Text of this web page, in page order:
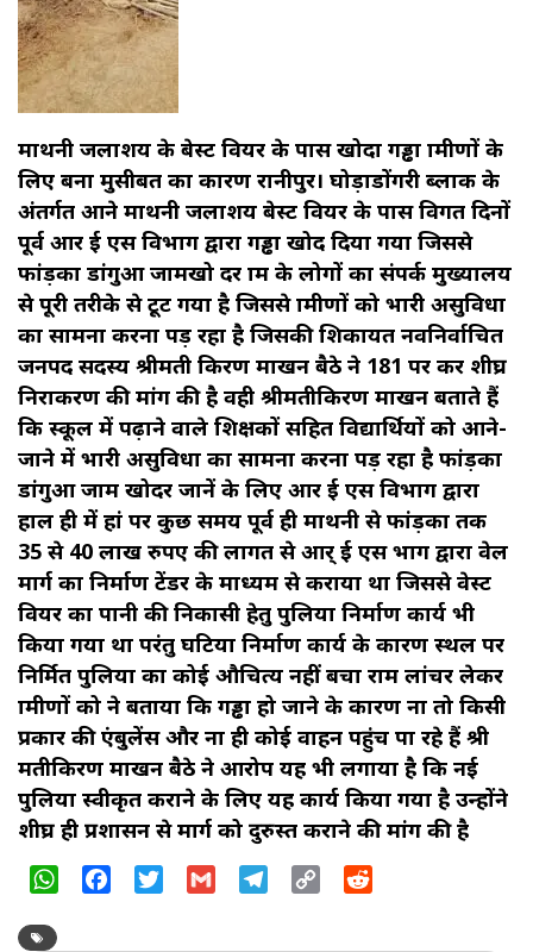
माथनी जलाशय के बेस्ट वियर के पास खोदा गड्ढा ग्रामीणों के
लिए बना मुसीबत का कारण रानीपुर। घोड़ाडोंगरी ब्लाक के
अंतर्गत आने माथनी जलाशय बेस्ट वियर के पास विगत दिनों
पूर्व आर ई एस विभाग द्वारा गड्ढा खोद दिया गया जिससे
फांड़का डांगुआ जामखो दर ग्राम के लोगों का संपर्क मुख्यालय
से पूरी तरीके से टूट गया है जिससे ग्रामीणों को भारी असुविधा
का सामना करना पड़ रहा है जिसकी शिकायत नवनिर्वाचित
जनपद सदस्य श्रीमती किरण माखन बैठे ने 181 पर कर शीघ्र
निराकरण की मांग की है वही श्रीमतीकिरण माखन बताते हैं
कि स्कूल में पढ़ाने वाले शिक्षकों सहित विद्यार्थियों को आने-
जाने में भारी असुविधा का सामना करना पड़ रहा है फांड़का
डांगुआ जाम खोदर जानें के लिए आर ई एस विभाग द्वारा
हाल ही में हां पर कुछ समय पूर्व ही माथनी से फांड़का तक
35 से 40 लाख रुपए की लागत से आर् ई एस भाग द्वारा ग्रेवल
मार्ग का निर्माण टेंडर के माध्यम से कराया था जिससे वेस्ट
वियर का पानी की निकासी हेतु पुलिया निर्माण कार्य भी
किया गया था परंतु घटिया निर्माण कार्य के कारण स्थल पर
निर्मित पुलिया का कोई औचित्य नहीं बचा राम लांचर लेकर
ग्रामीणों को ने बताया कि गड्ढा हो जाने के कारण ना तो किसी
प्रकार की एंबुलेंस और ना ही कोई वाहन पहुंच पा रहे हैं श्री
मतीकिरण माखन बैठे ने आरोप यह भी लगाया है कि नई
पुलिया स्वीकृत कराने के लिए यह कार्य किया गया है उन्होंने
शीघ्र ही प्रशासन से मार्ग को दुरुस्त कराने की मांग की है
WhatsAppFacebookTwitter Gmail Telegram
Copy